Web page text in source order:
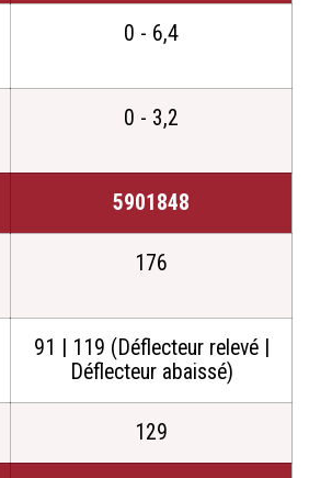
0 - 6,4
0 - 3,2
5901848
176
91 | 119 (Déflecteur relevé |
Déflecteur abaissé)
129